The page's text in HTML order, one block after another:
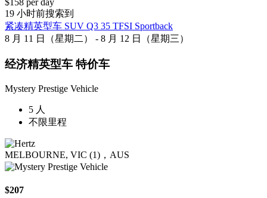
$158 per day
19 小时前搜索到
紧凑精英型车 SUV Q3 35 TFSI Sportback
8 月 11 日（星期二） - 8 月 12 日（星期三）
经济精英型车 特价车
Mystery Prestige Vehicle
5 人
不限里程
MELBOURNE, VIC (1)，AUS
$207